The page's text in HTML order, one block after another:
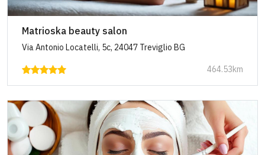
Matrioska beauty salon
Via Antonio Locatelli, 5c, 24047 Treviglio BG
464.53km